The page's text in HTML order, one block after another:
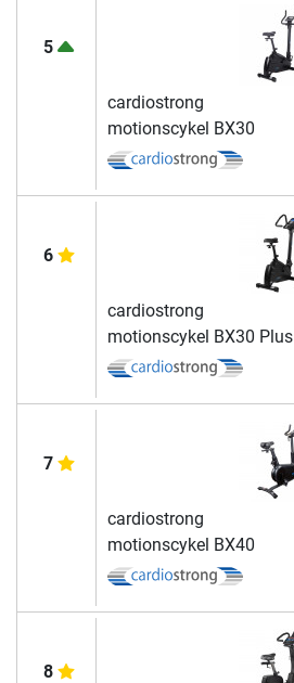
5
cardiostrong
motionscykel BX30
6
cardiostrong
motionscykel BX30 Plus
7
cardiostrong
motionscykel BX40
8